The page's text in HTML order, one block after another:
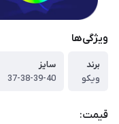
ویژگی‌ها
برند
ویکو
سایز
37-38-39-40
قیمت: